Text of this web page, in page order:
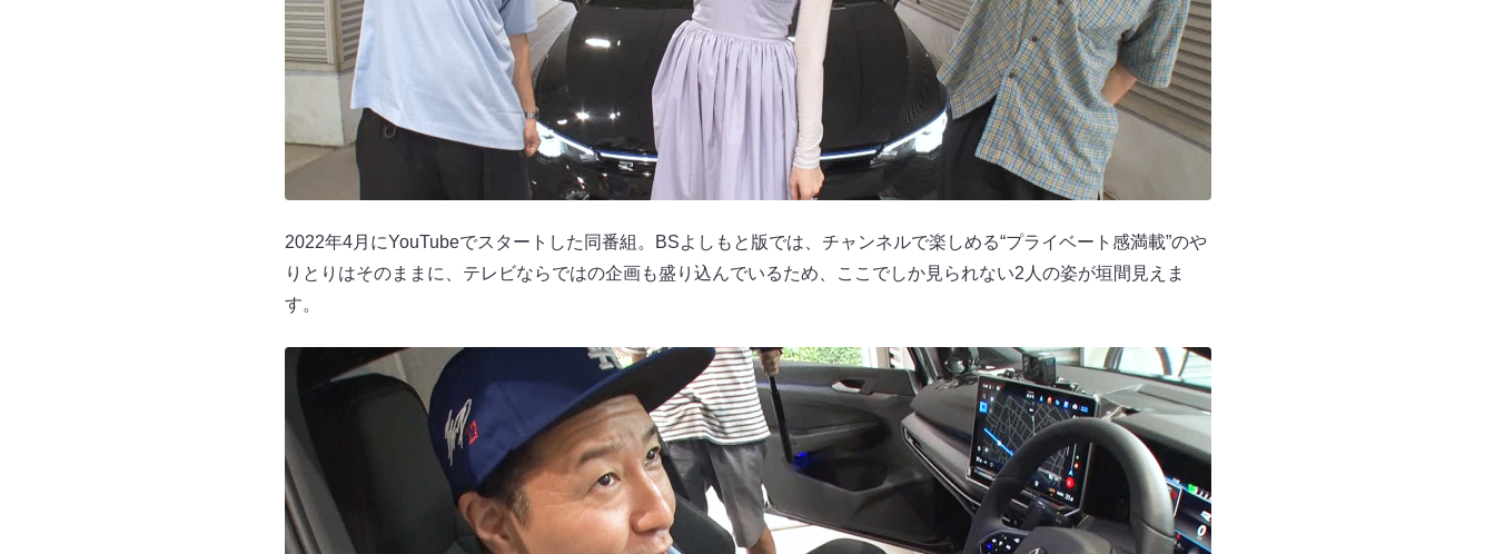
2022年4月にYouTubeでスタートした同番組。BSよしもと版では、チャンネルで楽しめる“プライベート感満載”のや
りとりはそのままに、テレビならではの企画も盛り込んでいるため、ここでしか見られない2人の姿が垣間見えま
す。